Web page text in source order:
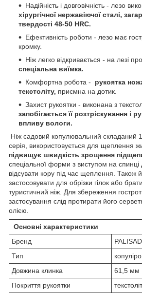
Надійність і довговічність - лезо
хірургічної нержавіючої сталі,
твердості 48-50 HRC.
Ефективність роботи - лезо має
кромку.
Ніж легко відкривається - на лезі
спеціальна виїмка.
Комфортна робота - рукоятка
текстоліту, приємна на дотик.
Захист рукоятки - виконана з
запобігається її розтріскування і
впливу вологи.
Ніж садовий копулювальний складаний
серія, використовується для щеплення
підвищує швидкість зрощення
спеціальної форми з виступом на спинці
відсувати кору під час щеплення. Також
застосовувати для обрізки гілок або
туристичний ніж. Для збереження
застосування слід протирати його
олією.
Основні характеристики
Бренд
PALISAD
Тип
Довжина клинка
61,5 мм
Покриття рукоятки
текстоліт